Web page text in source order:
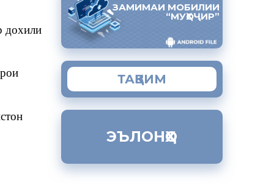
дохили
ЗАМИМАИ МОБИЛИИ
“МУҲОҶИР”
ТАҚВИМ
ЭЪЛОНҲО